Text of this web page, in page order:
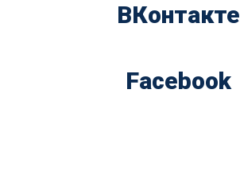
ВКонтакте
Facebook